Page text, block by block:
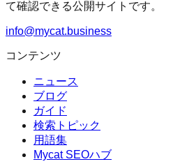
て確認できる公開サイトです。
info@mycat.business
コンテンツ
ニュース
ブログ
ガイド
検索トピック
用語集
Mycat SEOハブ